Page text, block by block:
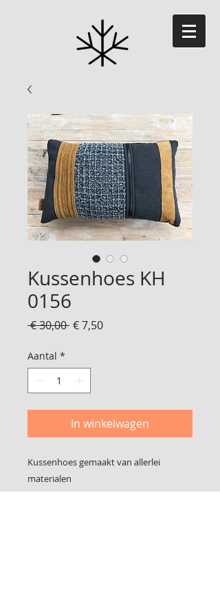
Kussenhoes KH
0156
€ 30,00 Normale
€ 7,50Verkoopprijs
Aantal *
In winkelwagen
Kussenhoes gemaakt van allerlei
materialen
Geschikt voor een binnenkussen van 65